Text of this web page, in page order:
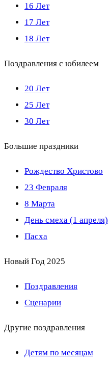
16 Лет
17 Лет
18 Лет
Поздравления с юбилеем
20 Лет
25 Лет
30 Лет
Большие праздники
Рождество Христово
23 Февраля
8 Марта
День смеха (1 апреля)
Пасха
Новый Год 2025
Поздравления
Сценарии
Другие поздравления
Детям по месяцам